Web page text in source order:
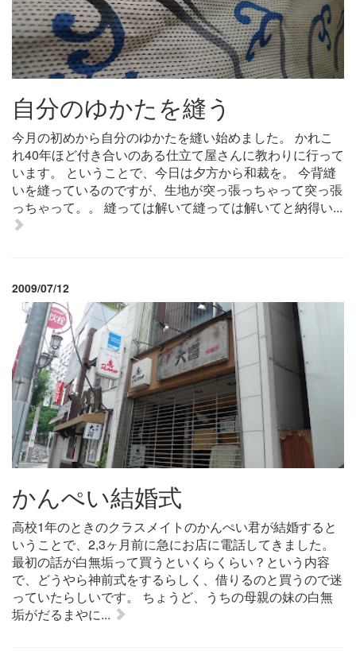
自分のゆかたを縫う
今月の初めから自分のゆかたを縫い始めました。 かれこ
れ40年ほど付き合いのある仕立て屋さんに教わりに行って
います。 ということで、今日は夕方から和裁を。 今背縫
いを縫っているのですが、生地が突っ張っちゃって突っ張
っちゃって。。 縫っては解いて縫っては解いてと納得い...
2009/07/12
かんぺい結婚式
高校1年のときのクラスメイトのかんぺい君が結婚すると
いうことで、2,3ヶ月前に急にお店に電話してきました。
最初の話が白無垢って買うといくらくらい？という内容
で、どうやら神前式をするらしく、借りるのと買うので迷
っていたらしいです。 ちょうど、うちの母親の妹の白無
垢がだるまやに...